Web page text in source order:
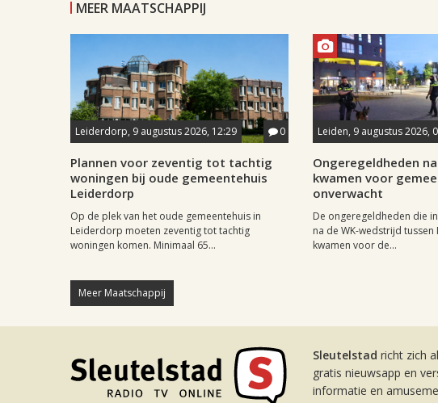
MEER MAATSCHAPPIJ
Leiderdorp, 9 augustus 2026, 12:29 0
Plannen voor zeventig tot tachtig
woningen bij oude gemeentehuis
Leiderdorp
Op de plek van het oude gemeentehuis in
Leiderdorp moeten zeventig tot tachtig
woningen komen. Minimaal 65...
Leiden, 9 augustus 2026,
Ongeregeldheden
kwamen voor
onverwacht
De ongeregeldheden die
na de WK-wedstrijd
kwamen voor de...
Meer Maatschappij
Sleutelstad richt zich
gratis nieuwsapp en
informatie en